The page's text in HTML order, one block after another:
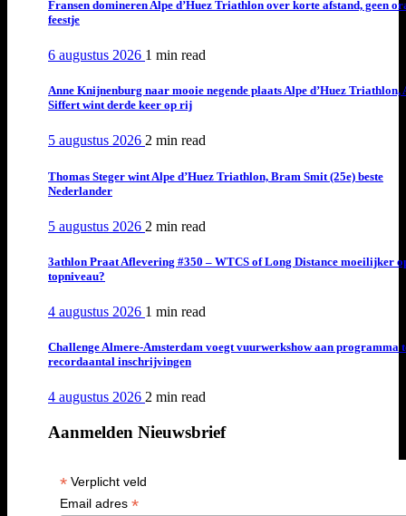
Fransen domineren Alpe d’Huez Triathlon over korte afstand, geen
feestje
6 augustus 2026 1 min read
Anne Knijnenburg naar mooie negende plaats Alpe d’Huez Triathlon,
Siffert wint derde keer op rij
5 augustus 2026 2 min read
Thomas Steger wint Alpe d’Huez Triathlon, Bram Smit (25e) beste
Nederlander
5 augustus 2026 2 min read
3athlon Praat Aflevering #350 – WTCS of Long Distance moeilijker
topniveau?
4 augustus 2026 1 min read
Challenge Almere-Amsterdam voegt vuurwerkshow aan programma
recordaantal inschrijvingen
4 augustus 2026 2 min read
Aanmelden Nieuwsbrief
*Verplicht veld
Email adres *